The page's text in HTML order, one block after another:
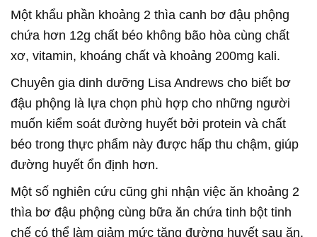
Một khẩu phần khoảng 2 thìa canh bơ đậu phộng
chứa hơn 12g chất béo không bão hòa cùng chất
xơ, vitamin, khoáng chất và khoảng 200mg kali.
Chuyên gia dinh dưỡng Lisa Andrews cho biết bơ
đậu phộng là lựa chọn phù hợp cho những người
muốn kiểm soát đường huyết bởi protein và chất
béo trong thực phẩm này được hấp thu chậm, giúp
đường huyết ổn định hơn.
Một số nghiên cứu cũng ghi nhận việc ăn khoảng 2
thìa bơ đậu phộng cùng bữa ăn chứa tinh bột tinh
chế có thể làm giảm mức tăng đường huyết sau ăn.